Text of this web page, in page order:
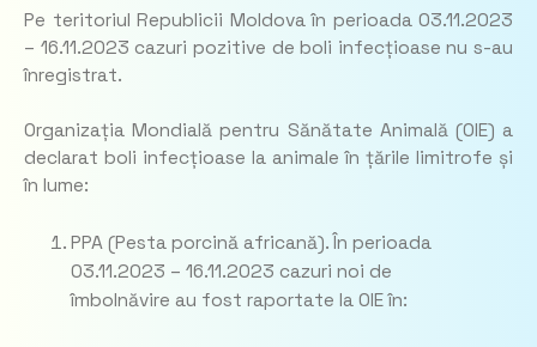
Pe teritoriul Republicii Moldova în perioada 03.11.2023
– 16.11.2023 cazuri pozitive de boli infecțioase nu s-au
înregistrat.
Organizația Mondială pentru Sănătate Animală (OIE) a
declarat boli infecțioase la animale în țările limitrofe și
în lume:
PPA (Pesta porcină africană). În perioada
03.11.2023 – 16.11.2023 cazuri noi de
îmbolnăvire au fost raportate la OIE în: